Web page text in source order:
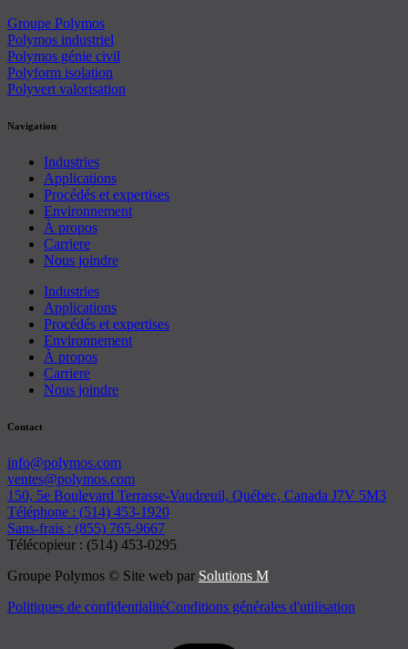
Groupe Polymos
Polymos industriel
Polymos génie civil
Polyform isolation
Polyvert valorisation
Navigation
Industries
Applications
Procédés et expertises
Environnement
À propos
Carriere
Nous joindre
Industries
Applications
Procédés et expertises
Environnement
À propos
Carriere
Nous joindre
Contact
info@polymos.com
ventes@polymos.com
150, 5e Boulevard Terrasse-Vaudreuil, Québec, Canada J7V 5M3
Téléphone : (514) 453-1920
Sans-frais : (855) 765-9667
Télécopieur : (514) 453-0295
Groupe Polymos © Site web par Solutions M
Politiques de confidentialitéConditions générales d'utilisation